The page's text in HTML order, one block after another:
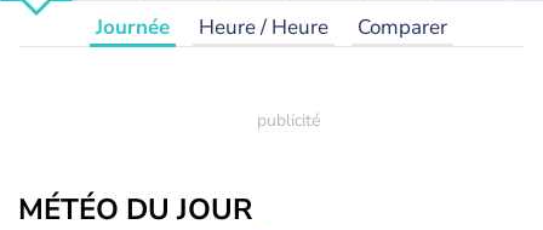
Journée Heure / Heure Comparer
MÉTÉO DU JOUR